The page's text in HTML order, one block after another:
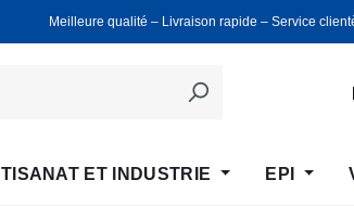
Meilleure qualité ‒ Livraison rapide ‒ Service
ET INDUSTRIE EPI